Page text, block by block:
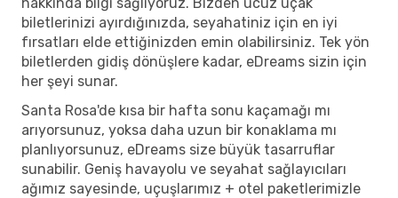
biletlerinizi ayırdığınızda, seyahatiniz için en iyi
fırsatları elde ettiğinizden emin olabilirsiniz. Tek yön
biletlerden gidiş dönüşlere kadar, eDreams sizin için
her şeyi sunar.
Santa Rosa'de kısa bir hafta sonu kaçamağı mı
arıyorsunuz, yoksa daha uzun bir konaklama mı
planlıyorsunuz, eDreams size büyük tasarruflar
sunabilir. Geniş havayolu ve seyahat sağlayıcıları
ağımız sayesinde, uçuşlarımız + otel paketlerimizle